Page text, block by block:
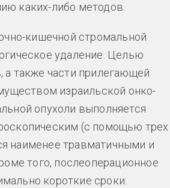
каких-либо методов.
кишечной стромальной
удаление. Целью
а также части прилегающей
израильской онко-
опухоли выполняется
(с помощью трех
наименее травматичными и
того, послеоперационное
короткие сроки.